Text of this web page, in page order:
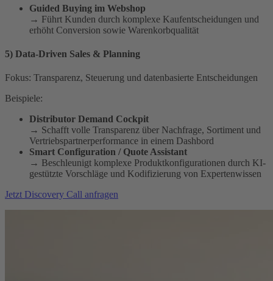
Guided Buying im Webshop
→ Führt Kunden durch komplexe Kaufentscheidungen und
erhöht Conversion sowie Warenkorbqualität
5) Data-Driven Sales & Planning
Fokus: Transparenz, Steuerung und datenbasierte Entscheidungen
Beispiele:
Distributor Demand Cockpit
→ Schafft volle Transparenz über Nachfrage, Sortiment und
Vertriebspartnerperformance in einem Dashbord
Smart Configuration / Quote Assistant
→ Beschleunigt komplexe Produktkonfigurationen durch KI-
gestützte Vorschläge und Kodifizierung von Expertenwissen
Jetzt Discovery Call anfragen